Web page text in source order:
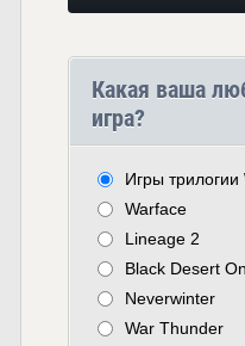
Какая ваша
игра?
Игры трилогии
Warface
Lineage 2
Black Desert
Neverwinter
War Thunder